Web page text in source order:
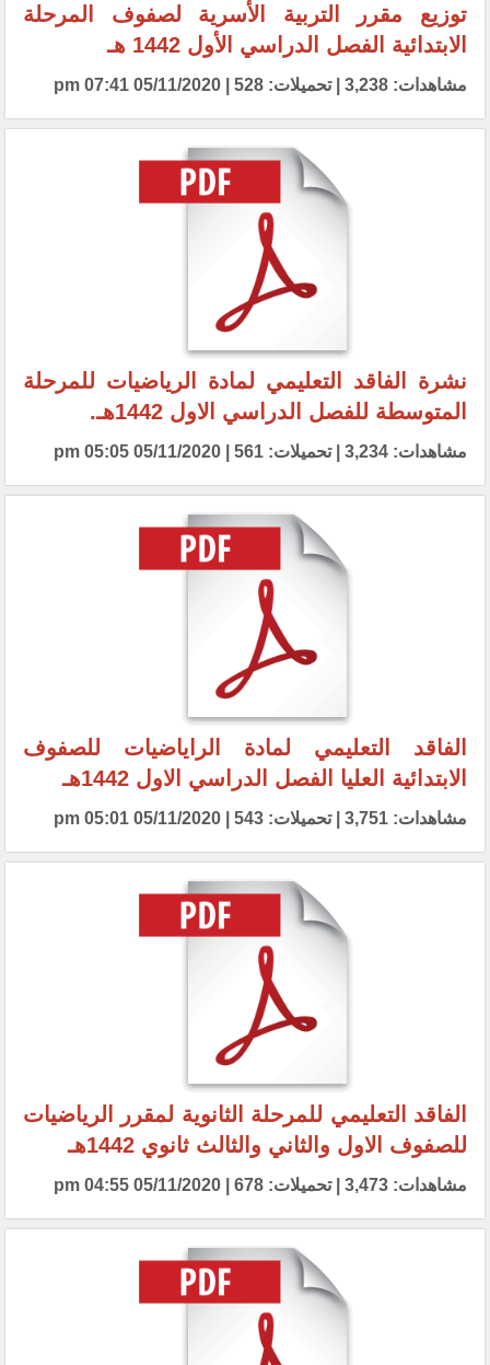
توزيع مقرر التربية الأسرية لصفوف المرحلة
الابتدائية الفصل الدراسي الأول 1442 هـ
مشاهدات: 3,238 | تحميلات: 528 | 05/11/2020 07:41 pm
نشرة الفاقد التعليمي لمادة الرياضيات للمرحلة
المتوسطة للفصل الدراسي الاول 1442هـ.
مشاهدات: 3,234 | تحميلات: 561 | 05/11/2020 05:05 pm
الفاقد التعليمي لمادة الراياضيات للصفوف
الابتدائية العليا الفصل الدراسي الاول 1442هـ
مشاهدات: 3,751 | تحميلات: 543 | 05/11/2020 05:01 pm
الفاقد التعليمي للمرحلة الثانوية لمقرر الرياضيات
للصفوف الاول والثاني والثالث ثانوي 1442هـ
مشاهدات: 3,473 | تحميلات: 678 | 05/11/2020 04:55 pm